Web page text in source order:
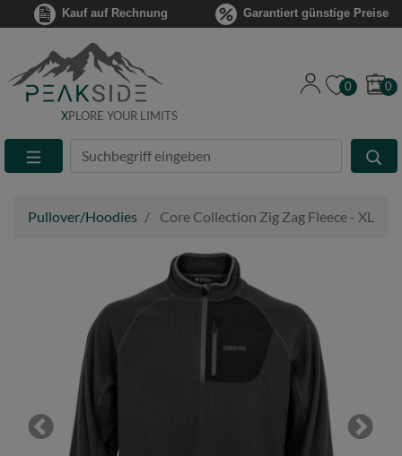
Kauf auf Rechnung Garantiert günstige Preise
XPLORE YOUR LIMITS
Suche
Eingabefeld
0 0
Pullover/Hoodies Core Collection Zig Zag Fleece - XL
Previous Next